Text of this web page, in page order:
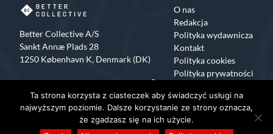
Better Collective A/S
Sankt Annæ Plads 28
1250 København K, Denmark (DK)
O nas
Redakcja
Polityka wydawnicza
Kontakt
Polityka cookies
Polityka prywatności
Facebook
X Instagram
TikTok
Copyrights 2015-2024 Strefa Siatkówki All rights reserved
Ta strona korzysta z ciasteczek aby świadczyć usługi na
najwyższym poziomie. Dalsze korzystanie ze strony oznacza,
że zgadzasz się na ich użycie.